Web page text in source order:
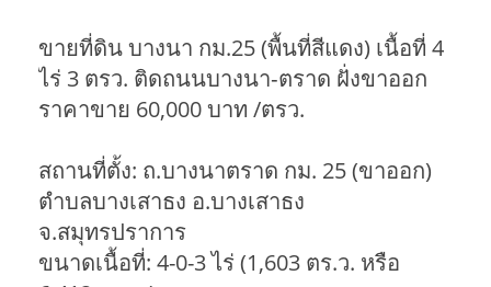
ขายที่ดิน บางนา กม.25 (พื้นที่สีแดง) เนื้อที่ 4
ไร่ 3 ตรว. ติดถนนบางนา‑ตราด ฝั่งขาออก
ราคาขาย 60,000 บาท /ตรว.
สถานที่ตั้ง: ถ.บางนาตราด กม. 25 (ขาออก)
ตําบลบางเสาธง อ.บางเสาธง
จ.สมุทรปราการ
ขนาดเนื้อที่: 4-0-3 ไร่ (1,603 ตร.ว. หรือ